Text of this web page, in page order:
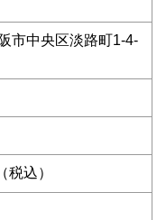
市中央区淡路町1-4-
込）